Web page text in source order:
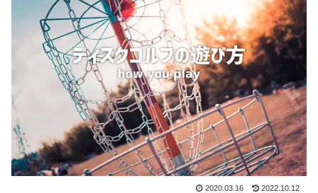
2020.03.16 2022.10.12